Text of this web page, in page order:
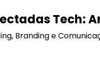
Tech:
Branding e